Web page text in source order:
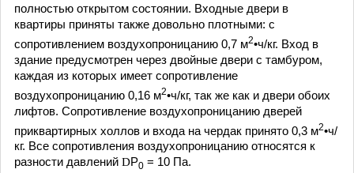
полностью открытом состоянии. Входные двери в
квартиры приняты также довольно плотными: с
сопротивлением воздухопроницанию 0,7 м2•ч/кг. Вход в
здание предусмотрен через двойные двери с тамбуром,
каждая из которых имеет сопротивление
воздухопроницанию 0,16 м2•ч/кг, так же как и двери обоих
лифтов. Сопротивление воздухопроницанию дверей
приквартирных холлов и входа на чердак принято 0,3 м2•ч/
кг. Все сопротивления воздухопроницанию относятся к
разности давлений DP0 = 10 Па.